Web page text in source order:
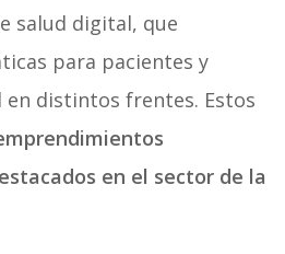
salud digital, que
para pacientes y
en distintos frentes. Estos
en el sector de la